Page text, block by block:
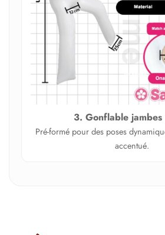
3. Gonflable jambes
Pré‑formé pour des poses
accentué.